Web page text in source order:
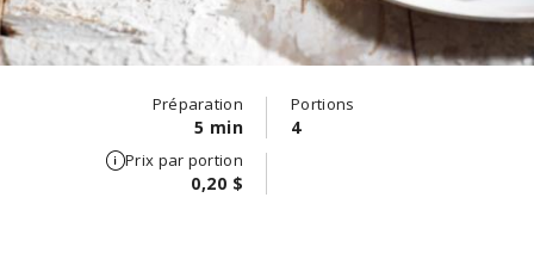
Préparation
5 min
Portions
4
Prix par portion
0,20 $